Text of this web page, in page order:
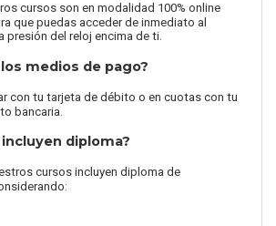
cursos son en modalidad 100% online
que puedas acceder de inmediato al
presión del reloj encima de ti.
medios de pago?
con tu tarjeta de débito o en cuotas con tu
bancaria.
diploma?
cursos incluyen diploma de